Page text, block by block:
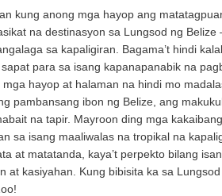
kung anong mga hayop ang
na destinasyon sa Lungsod ng Belize
sa kapaligiran. Bagama’t hindi
para sa isang kapanapanabik na
hayop at halaman na hindi mo
pambansang ibon ng Belize, ang
na tapir. Mayroon ding mga
sa isang maaliwalas na tropikal na
at matatanda, kaya’t perpekto bilang
at kasiyahan. Kung bibisita ka sa